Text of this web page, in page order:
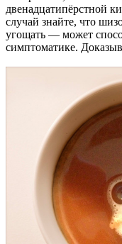
двенадцатипёрстной
случай знайте, что
угощать — может
симптоматике.